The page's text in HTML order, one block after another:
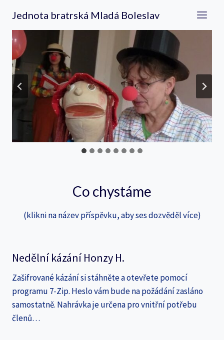
obsah
Jednota bratrská Mladá Boleslav
Co chystáme
(klikni na název příspěvku, aby ses dozvěděl více)
Nedělní kázání Honzy H.
Zašifrované kázání si stáhněte a otevřete pomocí
programu 7-Zip. Heslo vám bude na požádání zasláno
samostatně. Nahrávka je určena pro vnitřní potřebu
členů…